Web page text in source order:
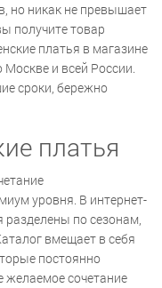
но никак не превышает
получите товар
платья в магазине
и всей России.
сроки, бережно
платья
уровня. В интернет-
разделены по сезонам,
вмещает в себя
постоянно
сочетание